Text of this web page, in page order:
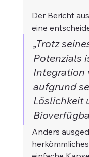
Der Bericht
eine
„Trotz
Potenzials
Integration
aufgrund
Löslichkeit
Anders